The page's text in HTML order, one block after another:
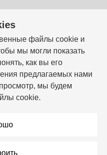
файлы cookie и
мы могли показать
как вы его
предлагаемых нами
мы будем
cookie.
10:00 – 19:00